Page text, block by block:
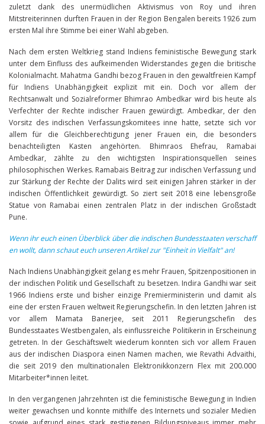
zuletzt dank des unermüdlichen Aktivismus von Roy und ihren
Mitstreiterinnen durften Frauen in der Region Bengalen bereits 1926 zum
ersten Mal ihre Stimme bei einer Wahl abgeben.
Nach dem ersten Weltkrieg stand Indiens feministische Bewegung stark
unter dem Einfluss des aufkeimenden Widerstandes gegen die britische
Kolonialmacht. Mahatma Gandhi bezog Frauen in den gewaltfreien Kampf
für Indiens Unabhängigkeit explizit mit ein. Doch vor allem der
Rechtsanwalt und Sozialreformer Bhimrao Ambedkar wird bis heute als
Verfechter der Rechte indischer Frauen gewürdigt. Ambedkar, der den
Vorsitz des indischen Verfassungskomitees inne hatte, setzte sich vor
allem für die Gleichberechtigung jener Frauen ein, die besonders
benachteiligten Kasten angehörten. Bhimraos Ehefrau, Ramabai
Ambedkar, zählte zu den wichtigsten Inspirationsquellen seines
philosophischen Werkes. Ramabais Beitrag zur indischen Verfassung und
zur Stärkung der Rechte der Dalits wird seit einigen Jahren stärker in der
indischen Öffentlichkeit gewürdigt. So ziert seit 2018 eine lebensgroße
Statue von Ramabai einen zentralen Platz in der indischen Großstadt
Pune.
Wenn ihr euch einen Überblick über die indischen Bundesstaaten verschaff
en wollt, dann schaut euch unseren Artikel zur "Einheit in Vielfalt" an!
Nach Indiens Unabhängigkeit gelang es mehr Frauen, Spitzenpositionen in
der indischen Politik und Gesellschaft zu besetzen. Indira Gandhi war seit
1966 Indiens erste und bisher einzige Premierministerin und damit als
eine der ersten Frauen weltweit Regierungschefin. In den letzten Jahren ist
vor allem Mamata Banerjee, seit 2011 Regierungschefin des
Bundesstaates Westbengalen, als einflussreiche Politikerin in Erscheinung
getreten. In der Geschäftswelt wiederum konnten sich vor allem Frauen
aus der indischen Diaspora einen Namen machen, wie Revathi Advaithi,
die seit 2019 den multinationalen Elektronikkonzern Flex mit 200.000
Mitarbeiter*innen leitet.
In den vergangenen Jahrzehnten ist die feministische Bewegung in Indien
weiter gewachsen und konnte mithilfe des Internets und sozialer Medien